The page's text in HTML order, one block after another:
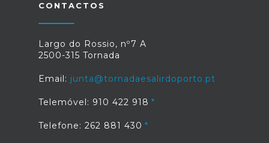
CONTACTOS
Largo do Rossio, nº7 A
2500-315 Tornada
Email: junta@tornadaesalirdoporto.pt
Telemóvel: 910 422 918
Telefone: 262 881 430